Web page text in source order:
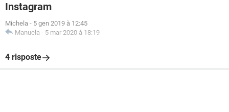
Instagram
Michela - 5 gen 2019 à 12:45
Manuela - 5 mar 2020 à 18:19
4 risposte